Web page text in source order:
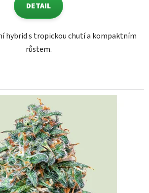
DETAIL
hybrid s tropickou chutí a kompaktním
růstem.